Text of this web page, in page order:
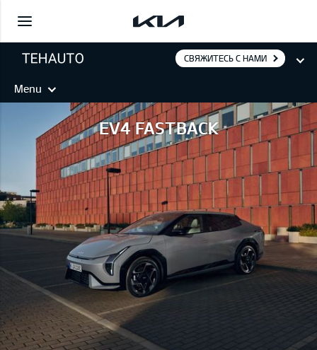
СВЯЖИТЕСЬ С НАМИ
Menu
EV4 FASTBACK
EV4 FASTBACK